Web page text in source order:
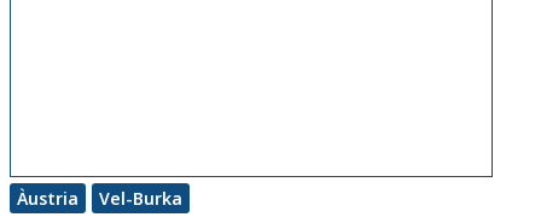
Àustria Vel-Burka